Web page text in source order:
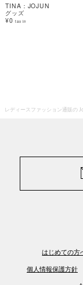
TINA：JOJUN
グッズ
¥0 tax in
レディースファッション通販の
はじめての方
個人情報保護方針